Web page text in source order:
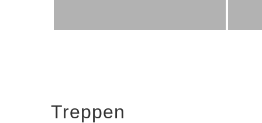
Treppen